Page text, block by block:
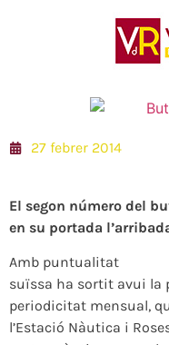
27 febrer 2014
El segon número del
en su portada
Amb puntualitat
suïssa ha sortit avui la
periodicitat mensual,
l’Estació Nàutica i